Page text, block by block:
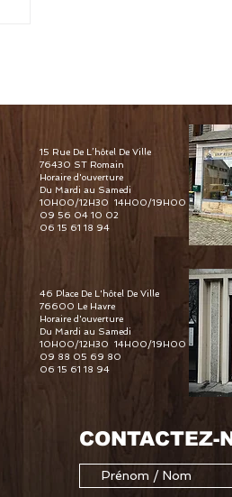
15 Rue De L’hôtel De Ville
76430 ST Romain
Horaire d'ouverture
Du Mardi au Samedi
10H00/12H30 14H00/19H00
09 56 04 10 02
06 15 61 18 94
46 Place De L'hôtel De Ville
76600 Le Havre
Horaire d'ouverture
Du Mardi au Samedi
10H00/12H30 14H00/19H00
09 88 05 69 80
06 15 61 18 94
CONTACTEZ-